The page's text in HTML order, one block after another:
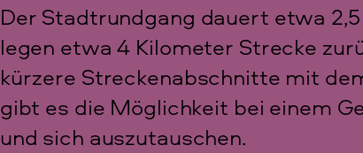
Der Stadtrundgang dauert etwa
legen etwa 4 Kilometer Strecke
kürzere Streckenabschnitte mit
gibt es die Möglichkeit bei einem
und sich auszutauschen.